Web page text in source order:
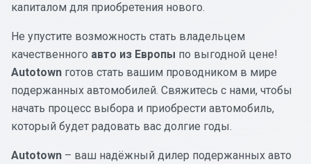
капиталом для приобретения нового.
Не упустите возможность стать владельцем
качественного авто из Европы по выгодной цене!
Autotown готов стать вашим проводником в мире
подержанных автомобилей. Свяжитесь с нами, чтобы
начать процесс выбора и приобрести автомобиль,
который будет радовать вас долгие годы.
Autotown – ваш надёжный дилер подержанных авто